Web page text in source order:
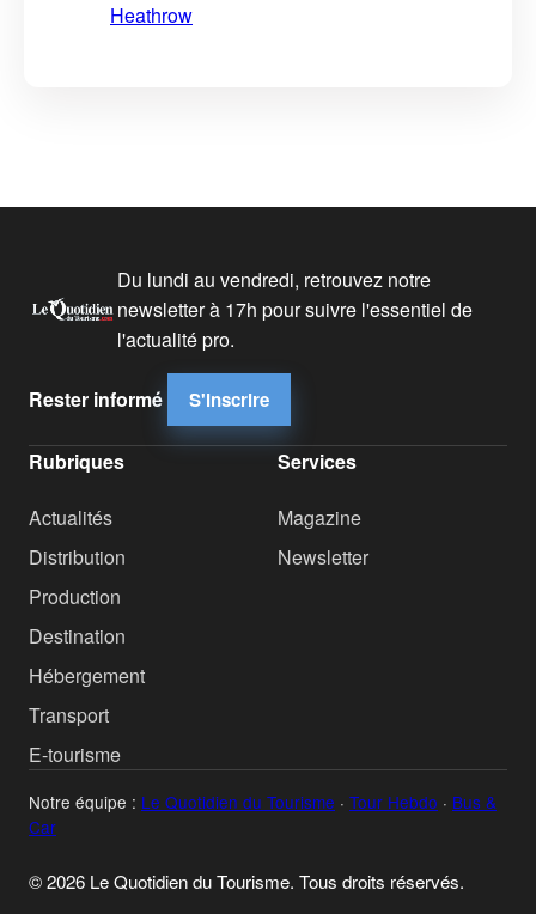
Heathrow
Du lundi au vendredi, retrouvez notre
newsletter à 17h pour suivre l'essentiel de
l'actualité pro.
Rester informé S'inscrire
Rubriques
Actualités
Distribution
Production
Destination
Hébergement
Transport
E-tourisme
Services
Magazine
Newsletter
Notre équipe : Le Quotidien du Tourisme · Tour Hebdo · Bus &
Car
© 2026 Le Quotidien du Tourisme. Tous droits réservés.